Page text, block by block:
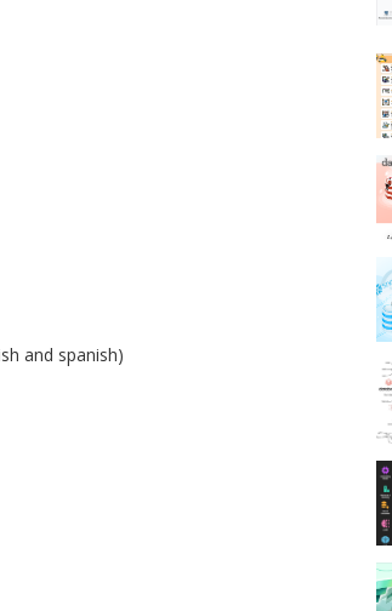
and spanish)